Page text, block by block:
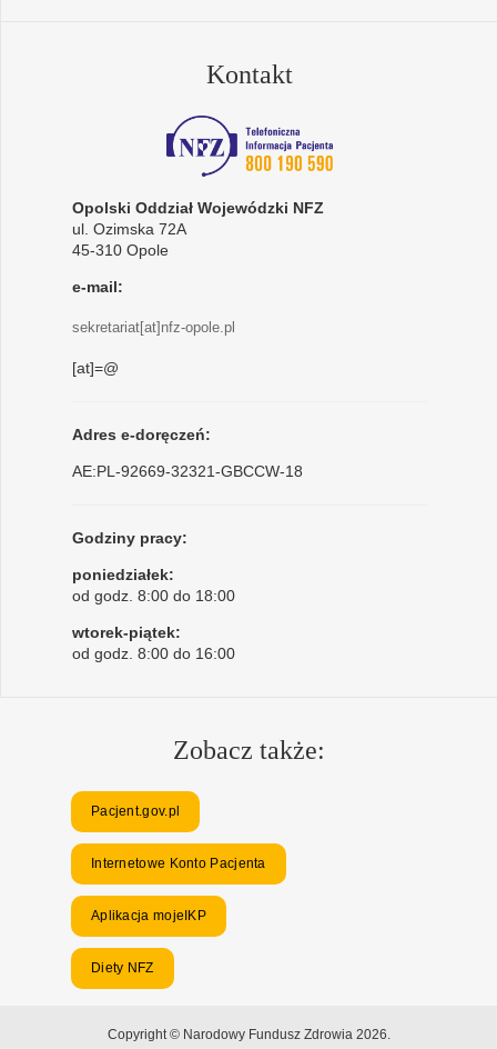
Kontakt
Opolski Oddział Wojewódzki NFZ
ul. Ozimska 72A
45-310 Opole
e-mail:
sekretariat[at]nfz-opole.pl
[at]=@
Adres e-doręczeń:
AE:PL-92669-32321-GBCCW-18
Godziny pracy:
poniedziałek:
od godz. 8:00 do 18:00
wtorek-piątek:
od godz. 8:00 do 16:00
Zobacz także:
Pacjent.gov.pl
Internetowe Konto Pacjenta
Aplikacja mojeIKP
Diety NFZ
Copyright © Narodowy Fundusz Zdrowia 2026.